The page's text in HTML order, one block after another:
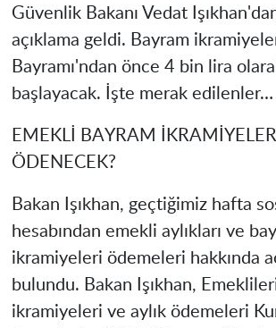
Güvenlik Bakanı Vedat
açıklama geldi. Bayram
Bayramı'ndan önce 4 bin lira
başlayacak. İşte merak edilenler…
EMEKLİ BAYRAM
ÖDENECEK?
Bakan Işıkhan, geçtiğimiz hafta
hesabından emekli aylıkları ve
ikramiyeleri ödemeleri hakkında
bulundu. Bakan Işıkhan,
ikramiyeleri ve aylık ödemeleri